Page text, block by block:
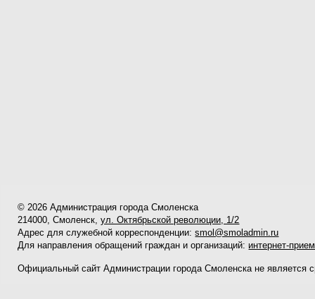
© 2026 Администрация города Смоленска
214000, Смоленск,ул. Октябрьской революции, 1/2
Адрес для служебной корреспонденции:smol@smoladmin.ru
Для направления обращений граждан и организаций: интернет-
Официальный сайт Администрации города Смоленска не является